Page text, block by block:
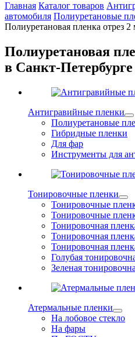
Главная Каталог товаров
автомобиля Полиуретановые
Полиуретановая пленка отрез 2
Полиуретановая
в Санкт-Петербурге
Антигравийные пленки
Полиуретановые
Гибридные пленки
Для фар
Инструменты для
Тонировочные пленки
Тонировочные
Тонировочные
Тонировочная
Тонировочная
Тонировочная
Голубая
Зеленая
Атермальные пленки
На лобовое стекло
На фары